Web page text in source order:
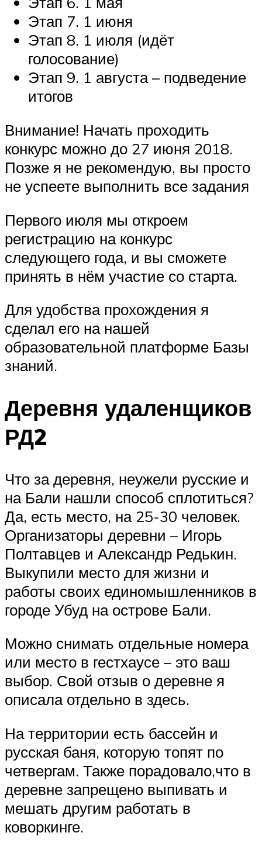
Этап 7. 1 июня
Этап 8. 1 июля (идёт
голосование)
Этап 9. 1 августа – подведение
итогов
Внимание! Начать проходить
конкурс можно до 27 июня 2018.
Позже я не рекомендую, вы просто
не успеете выполнить все задания
Первого июля мы откроем
регистрацию на конкурс
следующего года, и вы сможете
принять в нём участие со старта.
Для удобства прохождения я
сделал его на нашей
образовательной платформе Базы
знаний.
Деревня удаленщиков
РД2
Что за деревня, неужели русские и
на Бали нашли способ сплотиться?
Да, есть место, на 25-30 человек.
Организаторы деревни – Игорь
Полтавцев и Александр Редькин.
Выкупили место для жизни и
работы своих единомышленников в
городе Убуд на острове Бали.
Можно снимать отдельные номера
или место в гестхаусе – это ваш
выбор. Свой отзыв о деревне я
описала отдельно в здесь.
На территории есть бассейн и
русская баня, которую топят по
четвергам. Также порадовало,что в
деревне запрещено выпивать и
мешать другим работать в
коворкинге.